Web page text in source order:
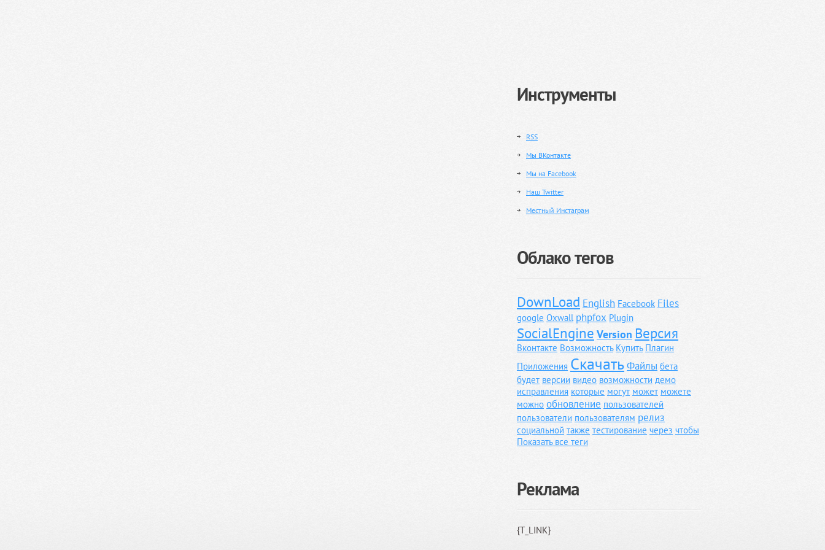
Инструменты
RSS
Мы ВКонтакте
Мы на Facebook
Наш Twitter
Местный Инстаграм
Облако тегов
DownLoad English Facebook Files
google Oxwall phpfox Plugin
SocialEngine Version Версия
Вконтакте Возможность Купить Плагин
Приложения СкачатьФайлы бета
будет версии видео возможности демо
исправления которые могут может можете
можно обновление пользователей
пользователи пользователям релиз
социальной также тестирование через чтобы
Показать все теги
Реклама
{T_LINK}